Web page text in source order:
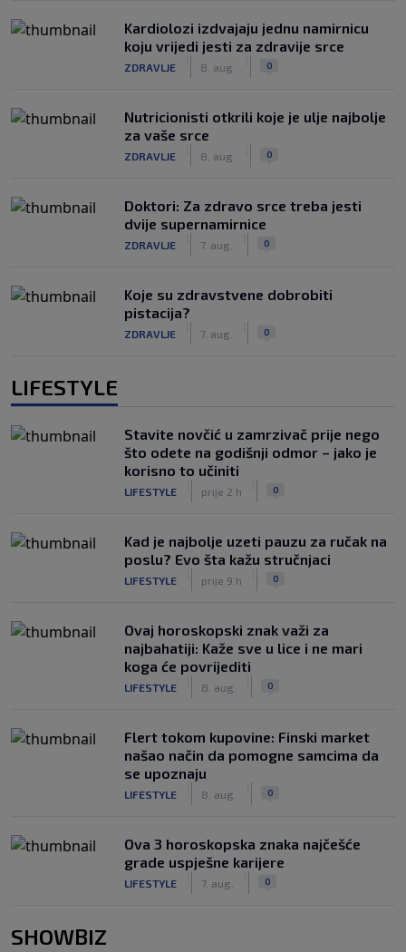
Kardiolozi izdvajaju jednu namirnicu
koju vrijedi jesti za zdravije srce
ZDRAVLJE 8. aug. 0
Nutricionisti otkrili koje je ulje najbolje
za vaše srce
ZDRAVLJE 8. aug. 0
Doktori: Za zdravo srce treba jesti
dvije supernamirnice
ZDRAVLJE 7. aug. 0
Koje su zdravstvene dobrobiti
pistacija?
ZDRAVLJE 7. aug. 0
LIFESTYLE
Stavite novčić u zamrzivač prije nego
što odete na godišnji odmor – jako je
korisno to učiniti
LIFESTYLE prije 2 h 0
Kad je najbolje uzeti pauzu za ručak na
poslu? Evo šta kažu stručnjaci
LIFESTYLE prije 9 h 0
Ovaj horoskopski znak važi za
najbahatiji: Kaže sve u lice i ne mari
koga će povrijediti
LIFESTYLE 8. aug. 0
Flert tokom kupovine: Finski market
našao način da pomogne samcima da
se upoznaju
LIFESTYLE 8. aug. 0
Ova 3 horoskopska znaka najčešće
grade uspješne karijere
LIFESTYLE 7. aug. 0
SHOWBIZ